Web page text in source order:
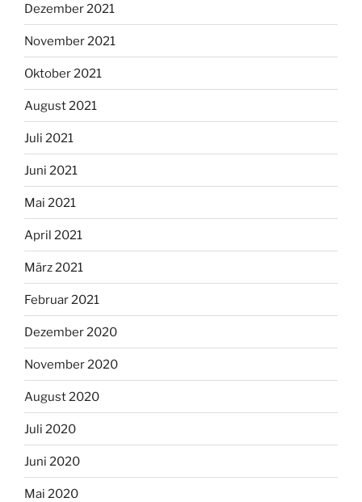
Dezember 2021
November 2021
Oktober 2021
August 2021
Juli 2021
Juni 2021
Mai 2021
April 2021
März 2021
Februar 2021
Dezember 2020
November 2020
August 2020
Juli 2020
Juni 2020
Mai 2020